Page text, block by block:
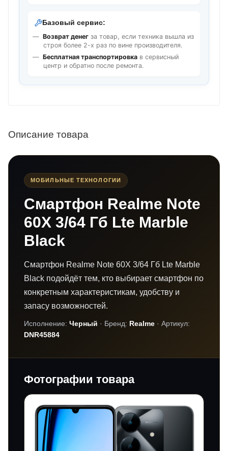
Базовый сервис:
Возврат денег за товар, если техника вышла из
строя более 2-х раз по вине производителя.
Бесплатная транспортировка в сервисный
центр и обратно после ремонта.
Описание товара
МОБИЛЬНЫЕ ТЕХНОЛОГИИ
Смартфон Realme Note
60X 3/64 Гб Lte Marble
Black
Смартфон Realme Note 60X 3/64 Гб Lte Marble
Black подойдёт тем, кто выбирает смартфон по
конкретным характеристикам, удобству и
запасу возможностей.
Исполнение: Черный · Бренд: Realme · Артикул:
DNR45884
Фотографии товара